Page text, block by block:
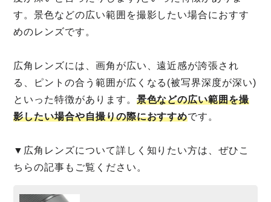
す。景色などの広い範囲を撮影したい場合におすす
めのレンズです。
広角レンズには、画角が広い、遠近感が誇張され
る、ピントの合う範囲が広くなる(被写界深度が深い)
といった特徴があります。 景色などの広い範囲を撮
影したい場合や自撮りの際におすすめです。
▼広角レンズについて詳しく知りたい方は、ぜひこ
ちらの記事もご覧ください。